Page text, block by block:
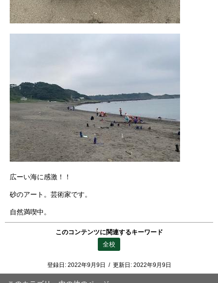
広ーい海に感激！！
砂のアート。芸術家です。
自然満喫中。
このコンテンツに関連するキーワード
全校
登録日: 2022年9月9日 / 更新日: 2022年9月9日